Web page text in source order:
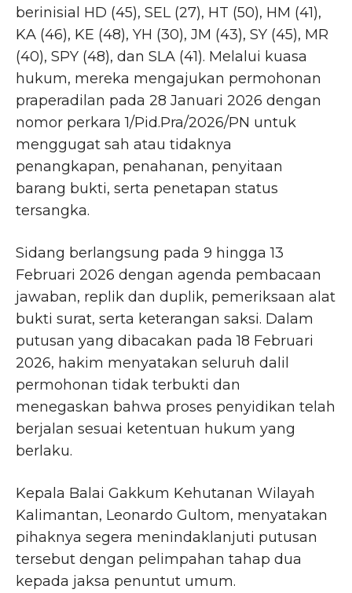
berinisial HD (45), SEL (27), HT (50), HM (41),
KA (46), KE (48), YH (30), JM (43), SY (45), MR
(40), SPY (48), dan SLA (41). Melalui kuasa
hukum, mereka mengajukan permohonan
praperadilan pada 28 Januari 2026 dengan
nomor perkara 1/Pid.Pra/2026/PN untuk
menggugat sah atau tidaknya
penangkapan, penahanan, penyitaan
barang bukti, serta penetapan status
tersangka.
Sidang berlangsung pada 9 hingga 13
Februari 2026 dengan agenda pembacaan
jawaban, replik dan duplik, pemeriksaan alat
bukti surat, serta keterangan saksi. Dalam
putusan yang dibacakan pada 18 Februari
2026, hakim menyatakan seluruh dalil
permohonan tidak terbukti dan
menegaskan bahwa proses penyidikan telah
berjalan sesuai ketentuan hukum yang
berlaku.
Kepala Balai Gakkum Kehutanan Wilayah
Kalimantan, Leonardo Gultom, menyatakan
pihaknya segera menindaklanjuti putusan
tersebut dengan pelimpahan tahap dua
kepada jaksa penuntut umum.